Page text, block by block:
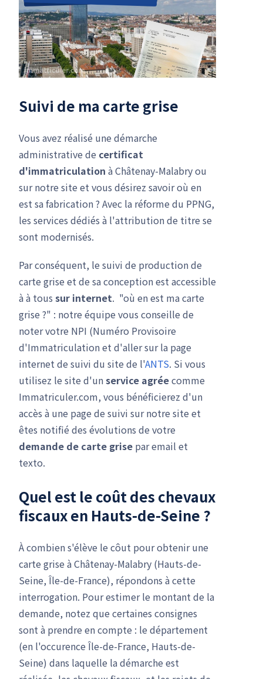
Suivi de ma carte grise
Vous avez réalisé une démarche
administrative de certificat
d'immatriculation à Châtenay-Malabry ou
sur notre site et vous désirez savoir où en
est sa fabrication ? Avec la réforme du PPNG,
les services dédiés à l'attribution de titre se
sont modernisés.
Par conséquent, le suivi de production de
carte grise et de sa conception est accessible
à à tous sur internet. "où en est ma carte
grise ?" : notre équipe vous conseille de
noter votre NPI (Numéro Provisoire
d'Immatriculation et d'aller sur la page
internet de suivi du site de l'ANTS. Si vous
utilisez le site d'unservice agréecomme
Immatriculer.com, vous bénéficierez d'un
accès à une page de suivi sur notre site et
êtes notifié des évolutions de votre
demande de carte grise par email et
texto.
Quel est le coût des chevaux
fiscaux en Hauts-de-Seine ?
À combien s'élève le côut pour obtenir une
carte grise à Châtenay-Malabry (Hauts-de-
Seine, Île-de-France), répondons à cette
interrogation. Pour estimer le montant de la
demande, notez que certaines consignes
sont à prendre en compte : le département
(en l'occurence Île-de-France, Hauts-de-
Seine) dans laquelle la démarche est